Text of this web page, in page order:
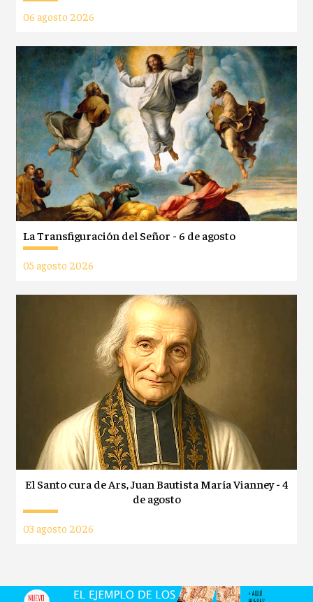
06 agosto 2026
La Transfiguración del Señor - 6 de agosto
05 agosto 2026
El Santo cura de Ars, Juan Bautista María Vianney - 4
de agosto
03 agosto 2026